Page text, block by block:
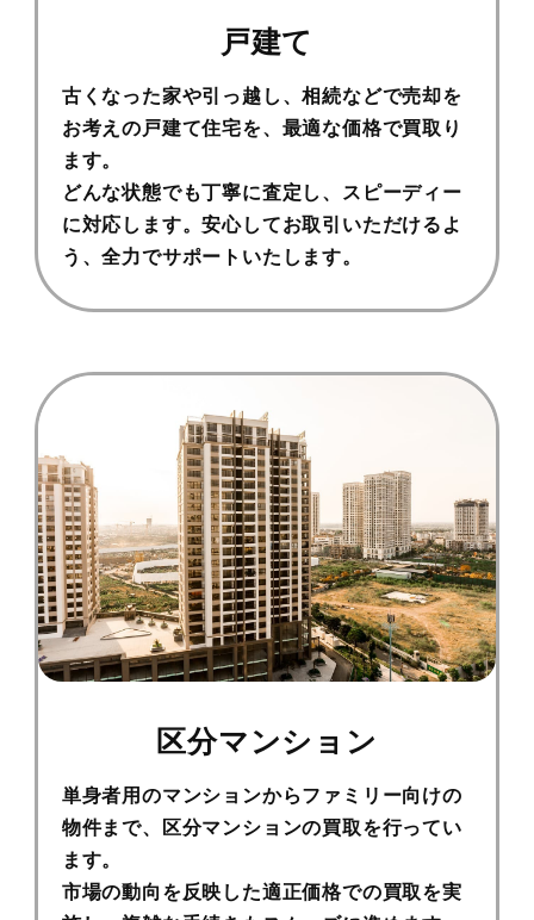
戸建て
古くなった家や引っ越し、相続などで売却を
お考えの戸建て住宅を、最適な価格で買取り
ます。
どんな状態でも丁寧に査定し、スピーディー
に対応します。安心してお取引いただけるよ
う、全力でサポートいたします。
区分マンション
単身者用のマンションからファミリー向けの
物件まで、区分マンションの買取を行ってい
ます。
市場の動向を反映した適正価格での買取を実